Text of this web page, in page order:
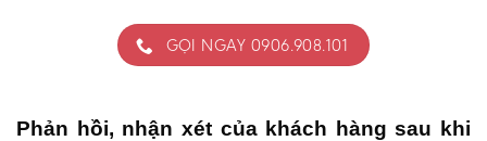
GỌI NGAY 0906.908.101
Phản hồi, nhận xét của khách hàng sau khi